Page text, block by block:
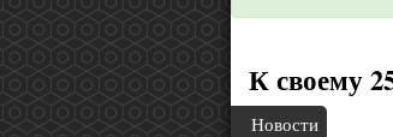
К своему
Новости